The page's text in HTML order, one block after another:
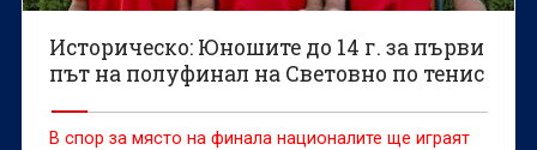
Историческо: Юношите до 14 г. за първи
път на полуфинал на Световно по тенис
В спор за място на финала националите ще играят